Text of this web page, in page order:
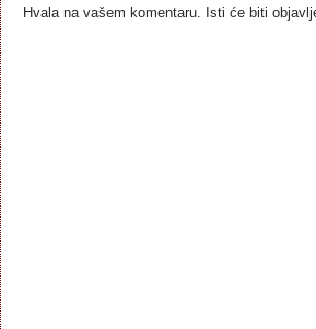
Hvala na vašem komentaru. Isti će biti